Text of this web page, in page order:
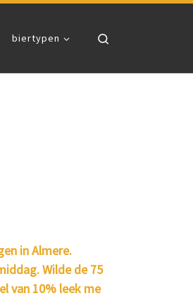
biertypen
in Almere.
Wilde de 75
van 10% leek me